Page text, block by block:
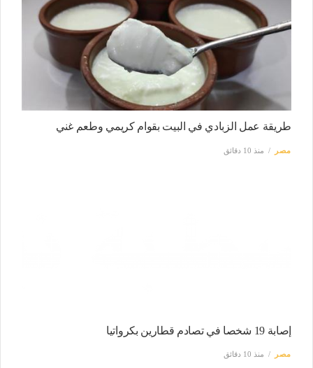
طريقة عمل الزبادي في البيت بقوام كريمي وطعم غني
مصر منذ 10 دقائق
إصابة 19 شخصا في تصادم قطارين بكرواتيا
مصر منذ 10 دقائق